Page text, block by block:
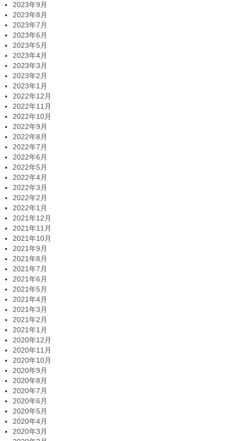
2023年9月
2023年8月
2023年7月
2023年6月
2023年5月
2023年4月
2023年3月
2023年2月
2023年1月
2022年12月
2022年11月
2022年10月
2022年9月
2022年8月
2022年7月
2022年6月
2022年5月
2022年4月
2022年3月
2022年2月
2022年1月
2021年12月
2021年11月
2021年10月
2021年9月
2021年8月
2021年7月
2021年6月
2021年5月
2021年4月
2021年3月
2021年2月
2021年1月
2020年12月
2020年11月
2020年10月
2020年9月
2020年8月
2020年7月
2020年6月
2020年5月
2020年4月
2020年3月